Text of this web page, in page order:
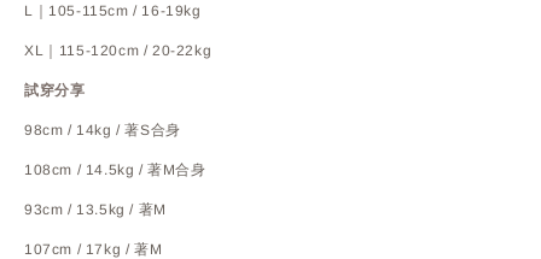
L｜105-115cm / 16-19kg
XL｜115-120cm / 20-22kg
試穿分享
98cm / 14kg / 著S合身
108cm / 14.5kg / 著M合身
93cm / 13.5kg / 著M
107cm / 17kg / 著M